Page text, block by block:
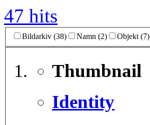
47 hits
Bildarkiv (38) Namn (2) Objekt (7)
Thumbnail
Identity